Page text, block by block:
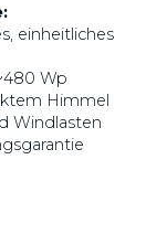
einheitliches
Wp
Himmel
Windlasten